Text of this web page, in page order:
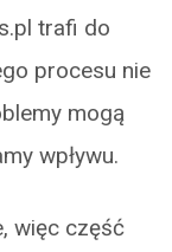
trafi do
procesu nie
mogą
wpływu.
więc część